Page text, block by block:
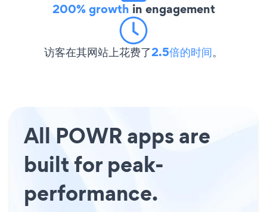
200% growth in engagement
访客在其网站上花费了2.5倍的时间。
All POWR apps are
built for peak-
performance.